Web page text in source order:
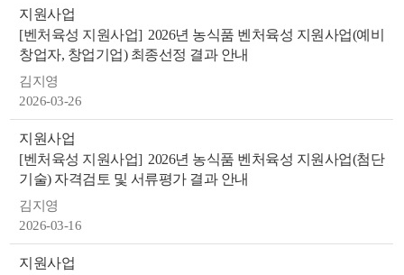
창 인 메
지원사업
[벤처육성 지원사업] 2026년 농식품 벤처육성 지원사업(예비
창업자, 창업기업) 최종선정 결과 안내
김지영
2026-03-26
지원사업
[벤처육성 지원사업] 2026년 농식품 벤처육성 지원사업(첨단
기술) 자격검토 및 서류평가 결과 안내
김지영
2026-03-16
지원사업